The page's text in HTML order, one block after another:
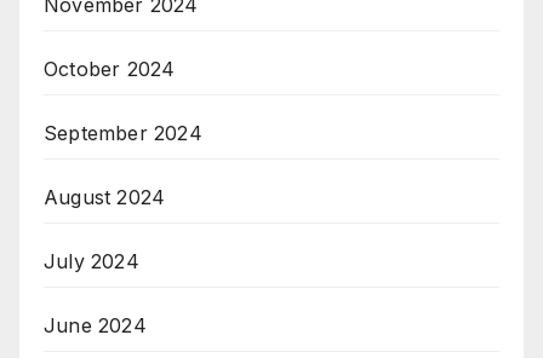
October 2024
September 2024
August 2024
July 2024
June 2024